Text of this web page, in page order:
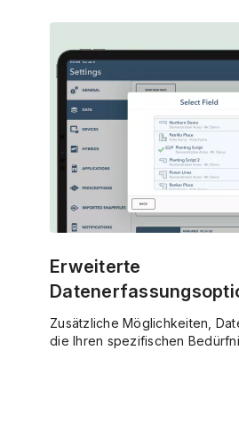
Erweiterte
Zusätzliche Möglichkeiten,
die Ihren spezifischen